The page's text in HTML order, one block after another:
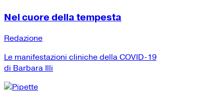
Nel cuore della tempesta
Redazione
Le manifestazioni cliniche della COVID-19
di Barbara Illi